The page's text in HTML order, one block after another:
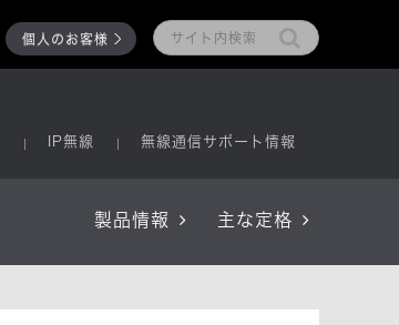
個人のお客様
IP無線 無線通信サポート情報
製品情報 主な定格